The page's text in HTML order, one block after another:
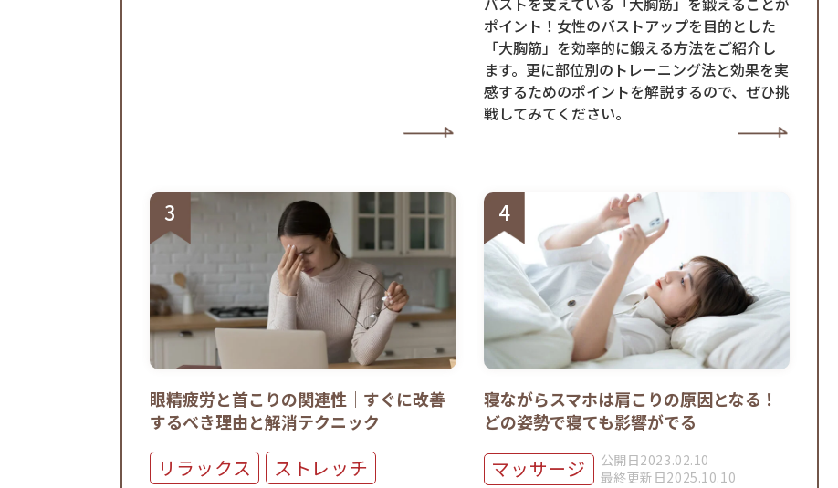
ポイント！女性のバストアップを目的とした
「大胸筋」を効率的に鍛える方法をご紹介し
ます。更に部位別のトレーニング法と効果を実
感するためのポイントを解説するので、ぜひ挑
戦してみてください。
眼精疲労と首こりの関連性｜すぐに改善
するべき理由と解消テクニック
リラックス ストレッチ
寝ながらスマホは肩こりの原因となる！
どの姿勢で寝ても影響がでる
マッサージ
公開日2023.02.10
最終更新日2025.10.10